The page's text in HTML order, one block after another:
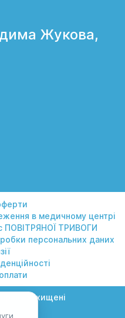
Жукова,
в медичному центрі
ПОВІТРЯНОЇ ТРИВОГИ
персональних даних
захищені